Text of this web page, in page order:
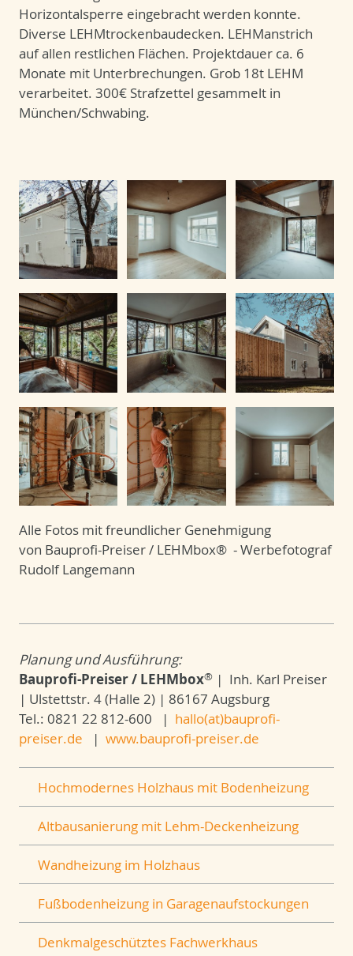
Horizontalsperre eingebracht werden konnte.
Diverse LEHMtrockenbaudecken. LEHManstrich
auf allen restlichen Flächen. Projektdauer ca. 6
Monate mit Unterbrechungen. Grob 18t LEHM
verarbeitet. 300€ Strafzettel gesammelt in
München/Schwabing.
Alle Fotos mit freundlicher Genehmigung
von Bauprofi-Preiser / LEHMbox® - Werbefotograf
Rudolf Langemann
Planung und Ausführung:
Bauprofi-Preiser / LEHMbox® | Inh. Karl Preiser
| Ulstettstr. 4 (Halle 2) | 86167 Augsburg
Tel.: 0821 22 812-600 | hallo(at)bauprofi-
preiser.de | www.bauprofi-preiser.de
Hochmodernes Holzhaus mit Bodenheizung
Altbausanierung mit Lehm-Deckenheizung
Wandheizung im Holzhaus
Fußbodenheizung in Garagenaufstockungen
Denkmalgeschütztes Fachwerkhaus